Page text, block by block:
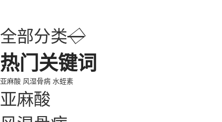
全部分类◇
热门关键词
亚麻酸 风湿骨病 水蛭素
亚麻酸